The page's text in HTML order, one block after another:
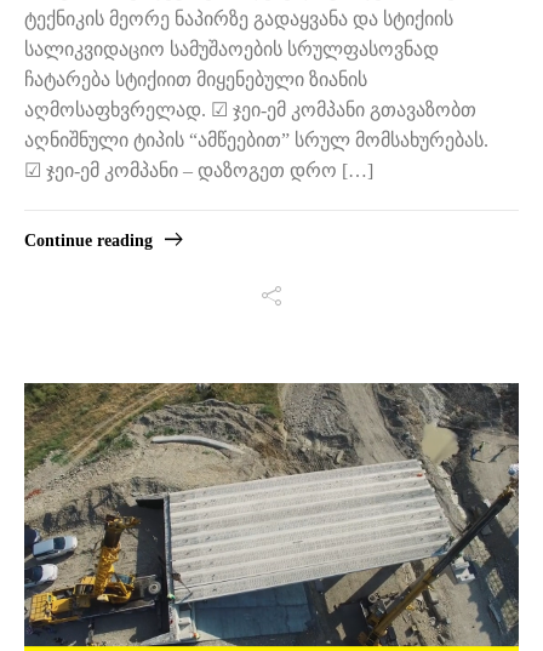
ტექნიკის მეორე ნაპირზე გადაყვანა და სტიქიის
სალიკვიდაციო სამუშაოების სრულფასოვნად
ჩატარება სტიქიით მიყენებული ზიანის
აღმოსაფხვრელად. ☑ ჯეი-ემ კომპანი გთავაზობთ
აღნიშნული ტიპის “ამწეებით” სრულ მომსახურებას.
☑ ჯეი-ემ კომპანი – დაზოგეთ დრო […]
Continue reading